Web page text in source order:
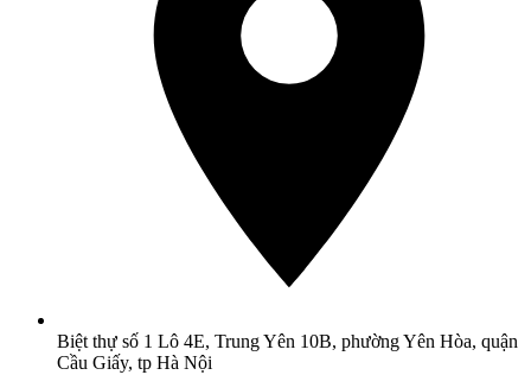
Biệt thự số 1 Lô 4E, Trung Yên 10B, phường Yên Hòa, quận
Cầu Giấy, tp Hà Nội